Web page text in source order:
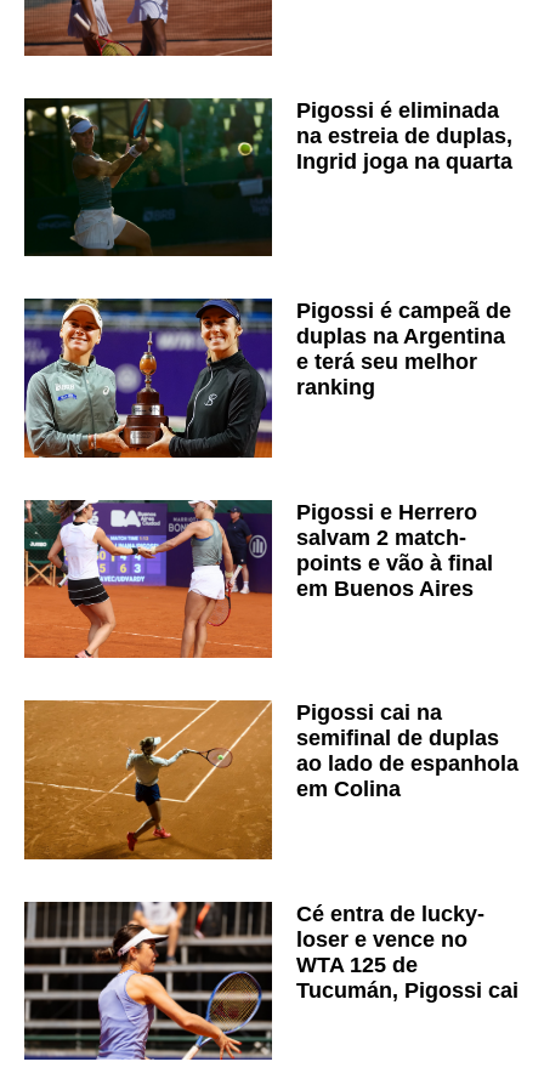
Pigossi é eliminada
na estreia de duplas,
Ingrid joga na quarta
Pigossi é campeã de
duplas na Argentina
e terá seu melhor
ranking
Pigossi e Herrero
salvam 2 match-
points e vão à final
em Buenos Aires
Pigossi cai na
semifinal de duplas
ao lado de espanhola
em Colina
Cé entra de lucky-
loser e vence no
WTA 125 de
Tucumán, Pigossi cai